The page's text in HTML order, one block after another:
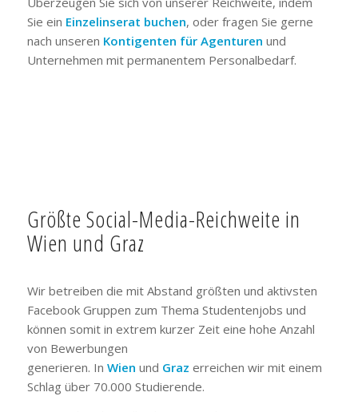
Sie ein Einzelinserat buchen, oder fragen Sie gerne
nach unseren Kontigenten für Agenturen und
Unternehmen mit permanentem Personalbedarf.
Größte Social-Media-Reichweite in
Wien und Graz
Wir betreiben die mit Abstand größten und aktivsten
Facebook Gruppen zum Thema Studentenjobs und
können somit in extrem kurzer Zeit eine hohe Anzahl
von Bewerbungen
generieren. In Wien und Graz erreichen wir mit einem
Schlag über 70.000 Studierende.